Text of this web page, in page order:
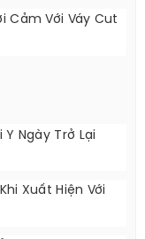
Cảm Với Váy Cut
Y Ngày Trở Lại
Xuất Hiện Với